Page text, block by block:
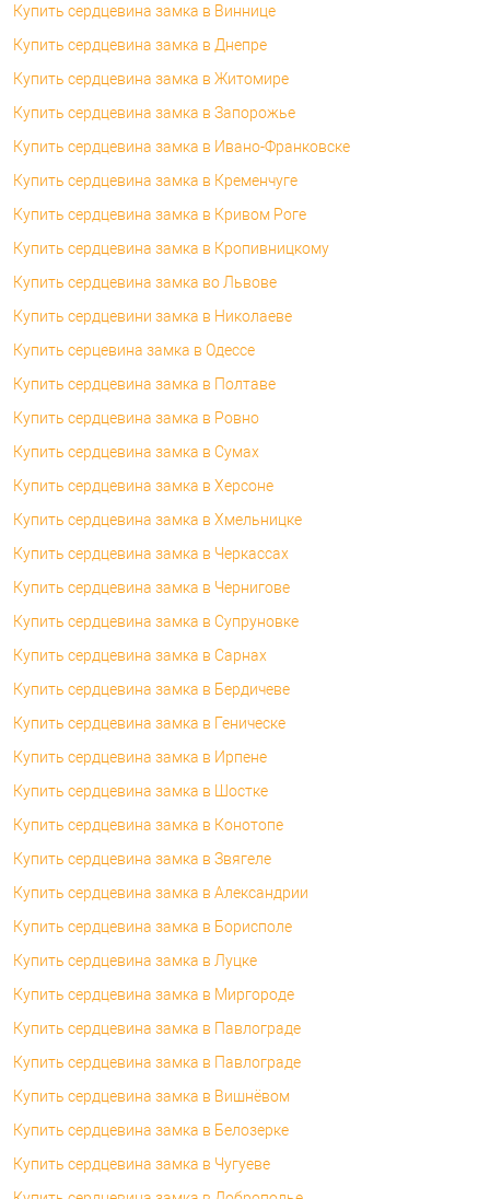
Купить сердцевина замка в Виннице
Купить сердцевина замка в Днепре
Купить сердцевина замка в Житомире
Купить сердцевина замка в Запорожье
Купить сердцевина замка в Ивано-Франковске
Купить сердцевина замка в Кременчуге
Купить сердцевина замка в Кривом Роге
Купить сердцевина замка в Кропивницкому
Купить сердцевина замка во Львове
Купить сердцевини замка в Николаеве
Купить серцевина замка в Одессе
Купить сердцевина замка в Полтаве
Купить сердцевина замка в Ровно
Купить сердцевина замка в Сумах
Купить сердцевина замка в Херсоне
Купить сердцевина замка в Хмельницке
Купить сердцевина замка в Черкассах
Купить сердцевина замка в Чернигове
Купить сердцевина замка в Супруновке
Купить сердцевина замка в Сарнах
Купить сердцевина замка в Бердичеве
Купить сердцевина замка в Геническе
Купить сердцевина замка в Ирпене
Купить сердцевина замка в Шостке
Купить сердцевина замка в Конотопе
Купить сердцевина замка в Звягеле
Купить сердцевина замка в Александрии
Купить сердцевина замка в Борисполе
Купить сердцевина замка в Луцке
Купить сердцевина замка в Миргороде
Купить сердцевина замка в Павлограде
Купить сердцевина замка в Павлограде
Купить сердцевина замка в Вишнёвом
Купить сердцевина замка в Белозерке
Купить сердцевина замка в Чугуеве